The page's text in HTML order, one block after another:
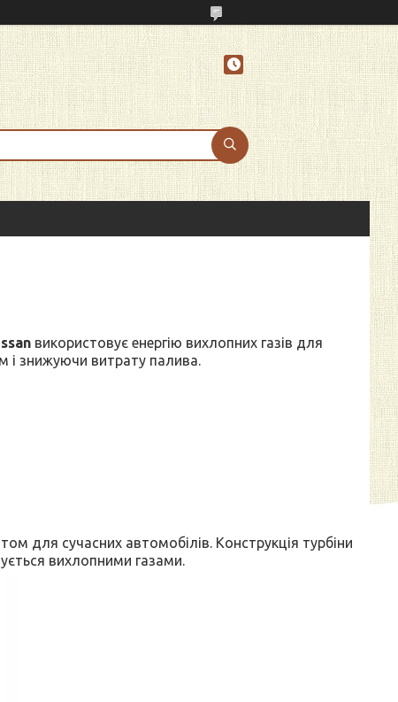
використовує енергію вихлопних газів для
і знижуючи витрату палива.
для сучасних автомобілів. Конструкція турбіни
вихлопними газами.